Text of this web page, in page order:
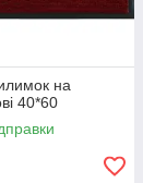
на
40*60